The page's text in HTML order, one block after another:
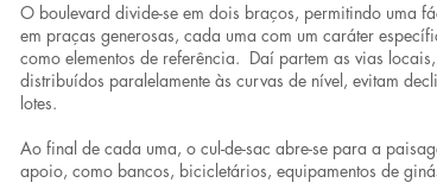
O boulevard divide-se em dois braços, permitindo uma
em praças generosas, cada uma com um caráter
como elementos de referência. Daí partem as vias
distribuídos paralelamente às curvas de nível, evitam
lotes.
Ao final de cada uma, o cul-de-sac abre-se para a
apoio, como bancos, bicicletários, equipamentos de